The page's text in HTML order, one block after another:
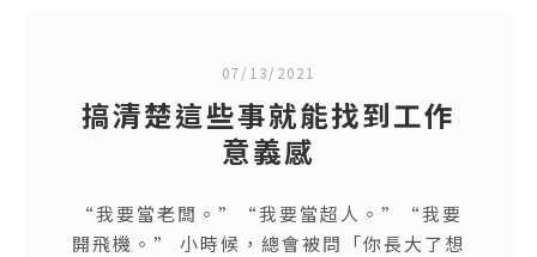
07/13/2021
搞清楚這些事就能找到工作
意義感
“我要當老闆。”“我要當超人。”“我要
開飛機。” 小時候，總會被問「你長大了想